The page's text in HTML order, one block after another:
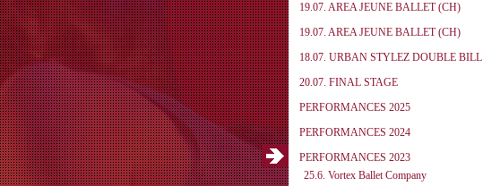
19.07. AREA JEUNE BALLET (CH)
19.07. AREA JEUNE BALLET (CH)
18.07. URBAN STYLEZ DOUBLE BILL
20.07. FINAL STAGE
PERFORMANCES 2025
PERFORMANCES 2024
PERFORMANCES 2023
25.6. Vortex Ballet Company